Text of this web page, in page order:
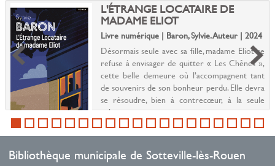
L'ÉTRANGE LOCATAIRE DE
MADAME ELIOT
Livre numérique | Baron, Sylvie. Auteur | 2024
Désormais seule avec sa fille, madame Eliot se
refuse à envisager de quitter « Les Chênes »,
cette belle demeure où l’accompagnent tant
de souvenirs de son bonheur perdu. Elle devra
se résoudre, bien à contrecœur, à la seule
solut...
Bibliothèque municipale de Sotteville-lès-Rouen